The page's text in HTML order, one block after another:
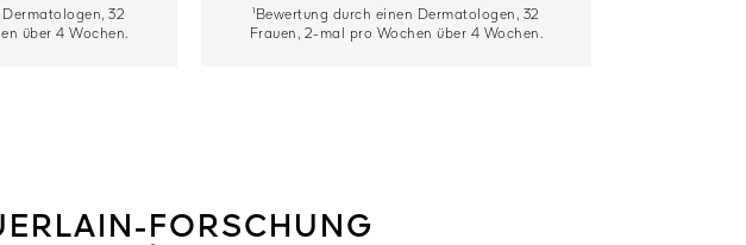
Dermatologen, 32
über 4 Wochen.
¹Bewertung durch einen Dermatologen, 32
Frauen, 2-mal pro Wochen über 4 Wochen.
FORSCHUNG